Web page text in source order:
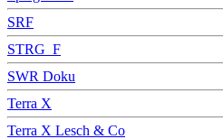
SRF
STRG_F
SWR Doku
Terra X
Terra X Lesch & Co